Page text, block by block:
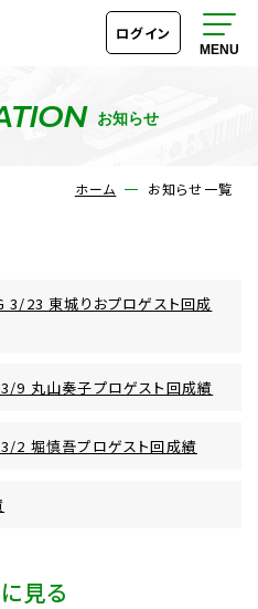
ログイン
お知らせ
ホーム お知らせ一覧
3/23 東城りおプロゲスト回成
9 丸山奏子プロゲスト回成績
2 堀慎吾プロゲスト回成績
見る